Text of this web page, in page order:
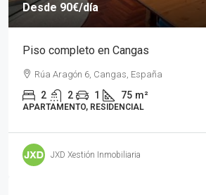
Desde 90€/día
Piso completo en Cangas
Rúa Aragón 6, Cangas, España
2 2 1 75 m²
APARTAMENTO, RESIDENCIAL
JXD Xestión Inmobiliaria